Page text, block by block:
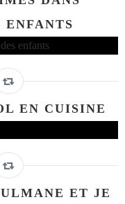
EN CUISINE
ET JE